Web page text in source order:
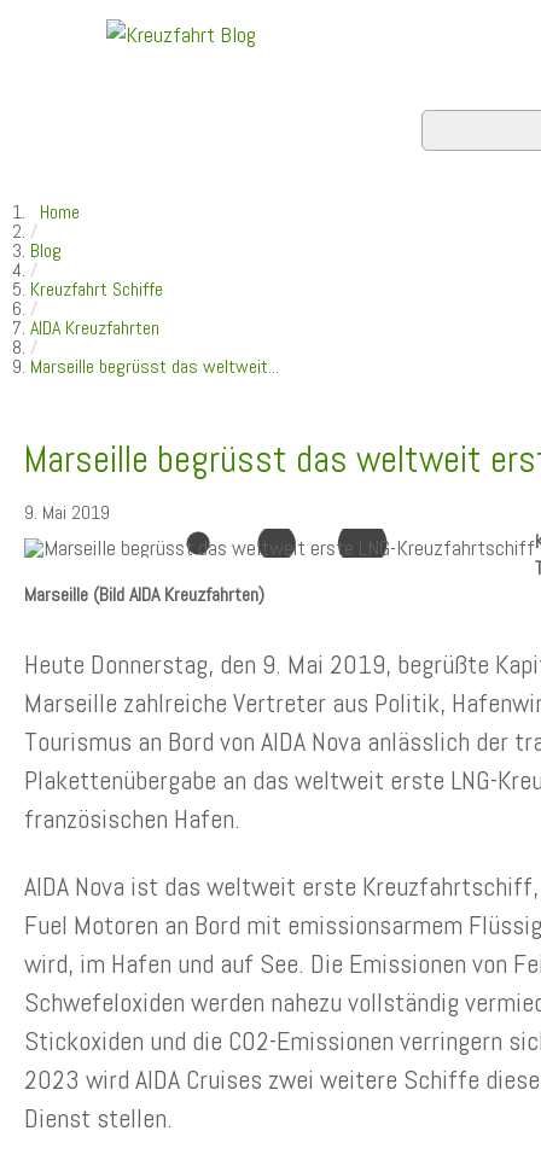
Home
/
Blog
/
Kreuzfahrt Schiffe
/
AIDA Kreuzfahrten
/
Marseille begrüsst das weltweit...
Marseille begrüsst das weltweit
9. Mai 2019
Marseille (Bild AIDA Kreuzfahrten)
Heute Donnerstag, den 9. Mai 2019, begrüßte
Marseille zahlreiche Vertreter aus Politik,
Tourismus an Bord von AIDA Nova anlässlich der
Plakettenübergabe an das weltweit erste LNG-
französischen Hafen.
AIDA Nova ist das weltweit erste
Fuel Motoren an Bord mit emissionsarmem
wird, im Hafen und auf See. Die Emissionen von
Schwefeloxiden werden nahezu vollständig
Stickoxiden und die CO2-Emissionen verringern
2023 wird AIDA Cruises zwei weitere Schiffe
Dienst stellen.